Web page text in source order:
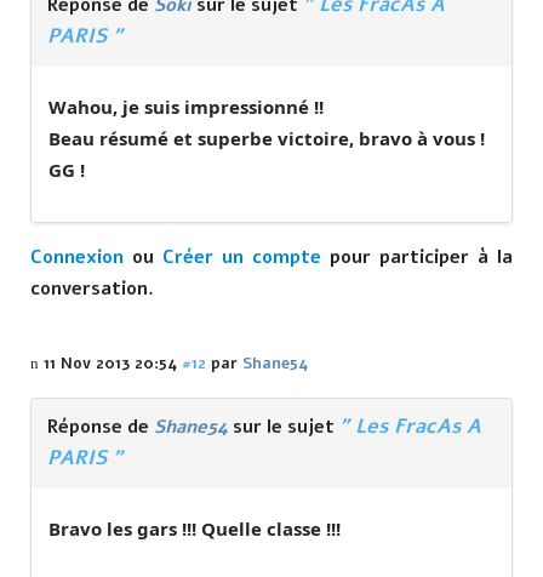
Réponse de Soki sur le sujet
PARIS "
Wahou, je suis impressionné !!
Beau résumé et superbe victoire, bravo à vous !
GG !
Connexion ou Créer un compte pour participer à la
conversation.
11 Nov 2013 20:54 #12 par Shane54
Réponse de Shane54 sur le sujet " Les FracAs A
PARIS "
Bravo les gars !!! Quelle classe !!!